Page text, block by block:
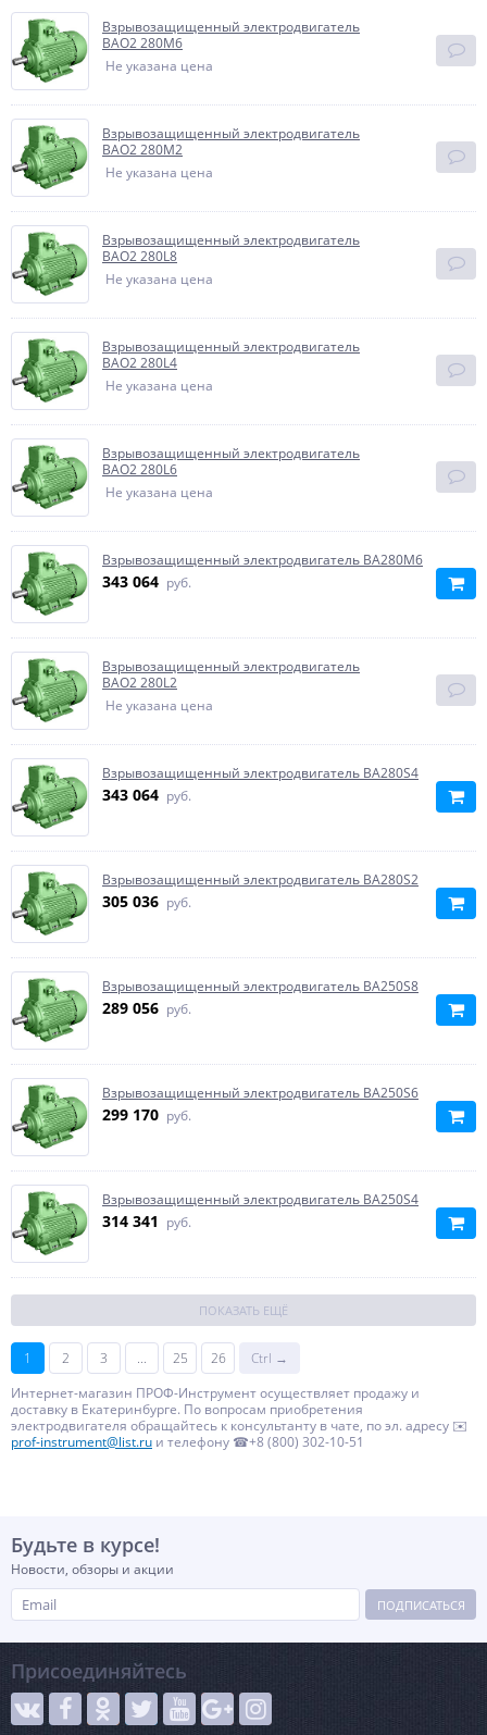
Взрывозащищенный электродвигатель
BAO2 280M6
Не указана цена
Взрывозащищенный электродвигатель
BAO2 280M2
Не указана цена
Взрывозащищенный электродвигатель
BAO2 280L8
Не указана цена
Взрывозащищенный электродвигатель
BAO2 280L4
Не указана цена
Взрывозащищенный электродвигатель
BAO2 280L6
Не указана цена
Взрывозащищенный электродвигатель ВА280М6
343 064 руб.
Взрывозащищенный электродвигатель
BAO2 280L2
Не указана цена
Взрывозащищенный электродвигатель ВА280S4
343 064 руб.
Взрывозащищенный электродвигатель ВА280S2
305 036 руб.
Взрывозащищенный электродвигатель BA250S8
289 056 руб.
Взрывозащищенный электродвигатель BA250S6
299 170 руб.
Взрывозащищенный электродвигатель BA250S4
314 341 руб.
ПОКАЗАТЬ ЕЩЁ
1 2 3 ... 25 26
Ctrl →
Интернет-магазин ПРОФ-Инструмент осуществляет продажу и
доставку в Екатеринбурге. По вопросам приобретения
электродвигателя обращайтесь к консультанту в чате, по эл. адресу ✉️
prof-instrument@list.ru и телефону ☎+8 (800) 302-10-51
Будьте в курсе!
Новости, обзоры и акции
ПОДПИСАТЬСЯ
Присоединяйтесь